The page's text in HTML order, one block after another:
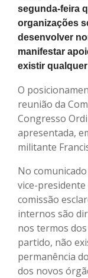
segunda-feira
organizações
desenvolver
manifestar
existir
O
reunião da
Congresso
apresentada,
militante
No
vice-
comissão
internos são
nos termos dos
partido, não
permanência
dos novos